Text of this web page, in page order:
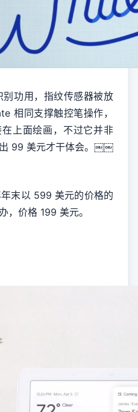
功用，指纹传感器被放
相同支撑触控笔操作，
上面绘画，不过它并非
99 美元才干体会。￼￼
末以 599 美元的价格的
，价格 199 美元。